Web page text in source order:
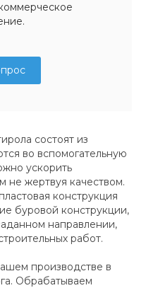
состоят из
во вспомогательную
ускорить
не жертвуя качеством.
конструкция
буровой конструкции,
направлении,
работ.
производстве в
Обрабатываем